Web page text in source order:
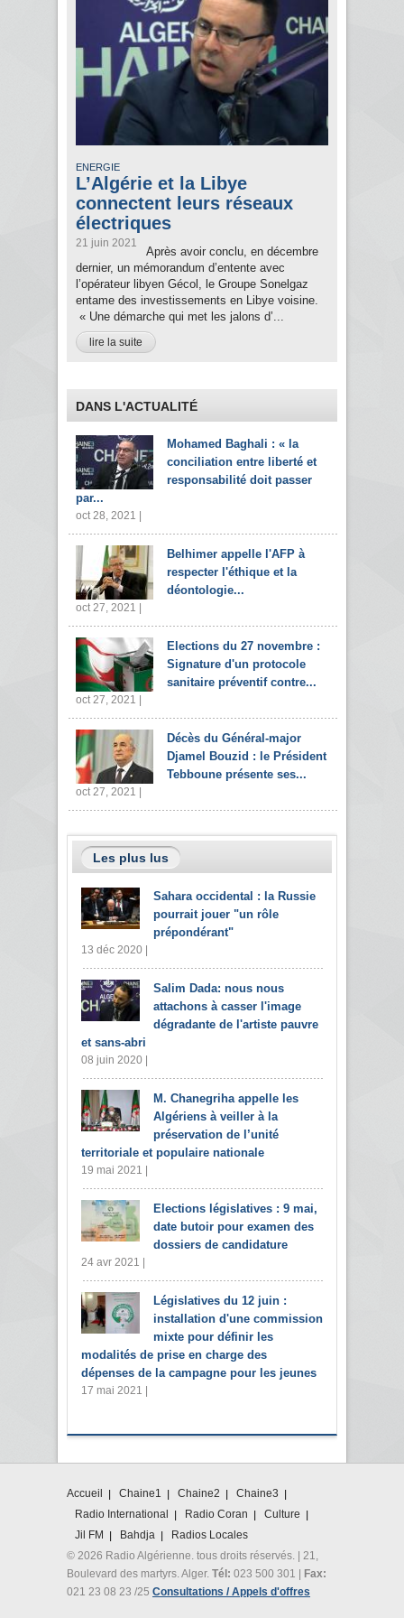
ENERGIE
L’Algérie et la Libye
connectent leurs réseaux
électriques
21 juin 2021
Après avoir conclu, en décembre
dernier, un mémorandum d’entente avec
l’opérateur libyen Gécol, le Groupe Sonelgaz
entame des investissements en Libye voisine.
« Une démarche qui met les jalons d’...
lire la suite
DANS L'ACTUALITÉ
Mohamed Baghali : « la
conciliation entre liberté et
responsabilité doit passer
par...
oct 28, 2021 |
Belhimer appelle l'AFP à
respecter l'éthique et la
déontologie...
oct 27, 2021 |
Elections du 27 novembre :
Signature d'un protocole
sanitaire préventif contre...
oct 27, 2021 |
Décès du Général-major
Djamel Bouzid : le Président
Tebboune présente ses...
oct 27, 2021 |
Les plus lus
Sahara occidental : la Russie
pourrait jouer "un rôle
prépondérant"
13 déc 2020 |
Salim Dada: nous nous
attachons à casser l'image
dégradante de l'artiste pauvre
et sans-abri
08 juin 2020 |
M. Chanegriha appelle les
Algériens à veiller à la
préservation de l’unité
territoriale et populaire nationale
19 mai 2021 |
Elections législatives : 9 mai,
date butoir pour examen des
dossiers de candidature
24 avr 2021 |
Législatives du 12 juin :
installation d'une commission
mixte pour définir les
modalités de prise en charge des
dépenses de la campagne pour les jeunes
17 mai 2021 |
Accueil Chaine1 Chaine2
Chaine3
Radio International
Radio Coran
Culture
Jil FM
Bahdja
Radios Locales
© 2026 Radio Algérienne. tous droits réservés. | 21,
Boulevard des martyrs. Alger. Tél: 023 500 301 |
Fax:
021 23 08 23 /25 Consultations / Appels d'offres